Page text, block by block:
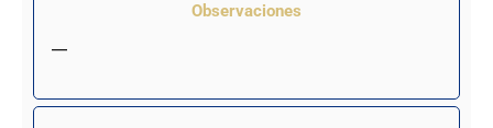
Observaciones
—